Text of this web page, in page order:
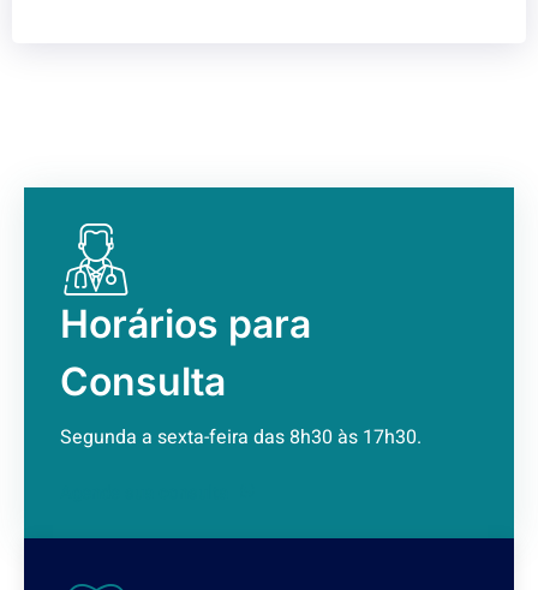
Horários para
Consulta
Segunda a sexta-feira das 8h30 às 17h30.